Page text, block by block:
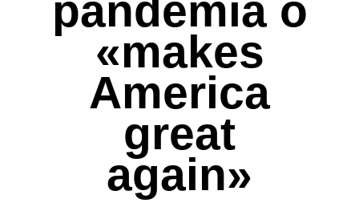
pandemia o
«makes
America
great
again»